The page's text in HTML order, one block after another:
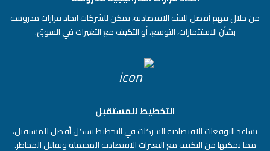
من خلال فهم أفضل للبيئة الاقتصادية، يمكن للشركات اتخاذ قرارات مدروسة
بشأن الاستثمارات، التوسع، أو التكيف مع التغيرات في السوق.
التخطيط للمستقبل
تساعد التوقعات الاقتصادية الشركات في التخطيط بشكل أفضل للمستقبل،
مما يمكنها من التكيف مع التغيرات الاقتصادية المحتملة وتقليل المخاطر.